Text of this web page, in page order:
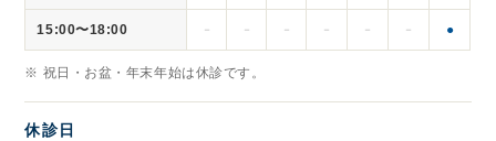
15:00〜18:00 － － － － － － ●
※ 祝日・お盆・年末年始は休診です。
休診日